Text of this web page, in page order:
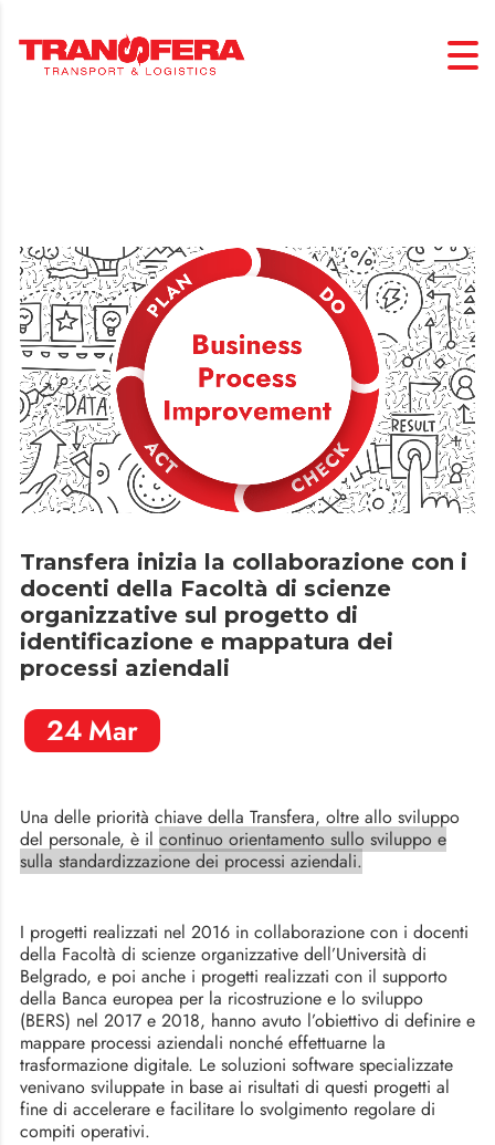
Transfera inizia la collaborazione con i
docenti della Facoltà di scienze
organizzative sul progetto di
identificazione e mappatura dei
processi aziendali
24Mar
Una delle priorità chiave della Transfera, oltre allo sviluppo
del personale, è il continuo orientamento sullo sviluppo e
sulla standardizzazione dei processi aziendali.
I progetti realizzati nel 2016 in collaborazione con i docenti
della Facoltà di scienze organizzative dell’Università di
Belgrado, e poi anche i progetti realizzati con il supporto
della Banca europea per la ricostruzione e lo sviluppo
(BERS) nel 2017 e 2018, hanno avuto l’obiettivo di definire e
mappare processi aziendali nonché effettuarne la
trasformazione digitale. Le soluzioni software specializzate
venivano sviluppate in base ai risultati di questi progetti al
fine di accelerare e facilitare lo svolgimento regolare di
compiti operativi.